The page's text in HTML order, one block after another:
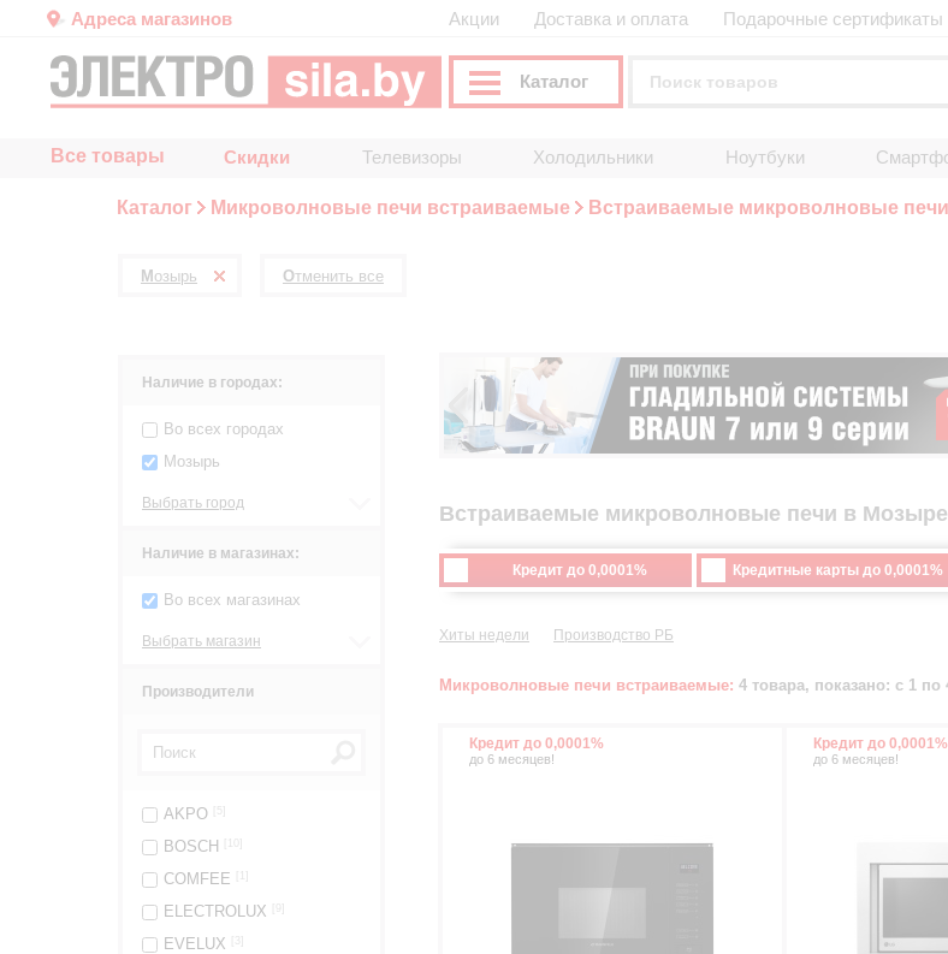
Адреса магазинов Акции Доставка и оплата Подарочные сертификаты
Каталог
Все товары Скидки Телевизоры Холодильники Ноутбуки
Каталог Микроволновые печи встраиваемые Встраиваемые микроволновые
Мозырь Отменить все
Наличие в городах:
Во всех городах
Мозырь
Выбрать город
Наличие в магазинах:
Во всех магазинах
Выбрать магазин
Производители
AKPO [5]
BOSCH
COMFEE
ELECTROLUX
EVELUX
Встраиваемые микроволновые печи в Мозыре
Кредит до 0,0001% Кредитные карты до 0,0001%
Хиты недели Производство РБ
Микроволновые печи встраиваемые: 4 товара, показано: с 1 по
Кредит до 0,0001%
до 6 месяцев!
Кредит до 0,0001%
до 6 месяцев!